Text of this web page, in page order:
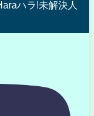
ハラ!未解決人